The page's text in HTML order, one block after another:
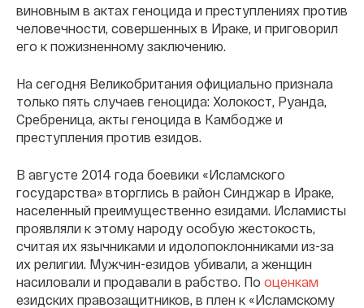
виновным в актах геноцида и преступлениях против
человечности, совершенных в Ираке, и приговорил
его к пожизненному заключению.
На сегодня Великобритания официально признала
только пять случаев геноцида: Холокост, Руанда,
Сребреница, акты геноцида в Камбодже и
преступления против езидов.
В августе 2014 года боевики «Исламского
государства» вторглись в район Синджар в Ираке,
населенный преимущественно езидами. Исламисты
проявляли к этому народу особую жестокость,
считая их язычниками и идолопоклонниками из-за
их религии. Мужчин-езидов убивали, а женщин
насиловали и продавали в рабство. По оценкам
езидских правозащитников, в плен к «Исламскому